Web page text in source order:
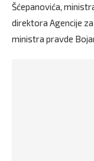
Šćepanovića,
direktora Agencije
ministra pravde